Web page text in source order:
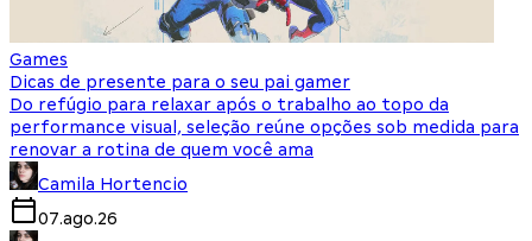
Games
Dicas de presente para o seu pai gamer
Do refúgio para relaxar após o trabalho ao topo da
performance visual, seleção reúne opções sob medida para
renovar a rotina de quem você ama
Camila Hortencio
07.ago.26